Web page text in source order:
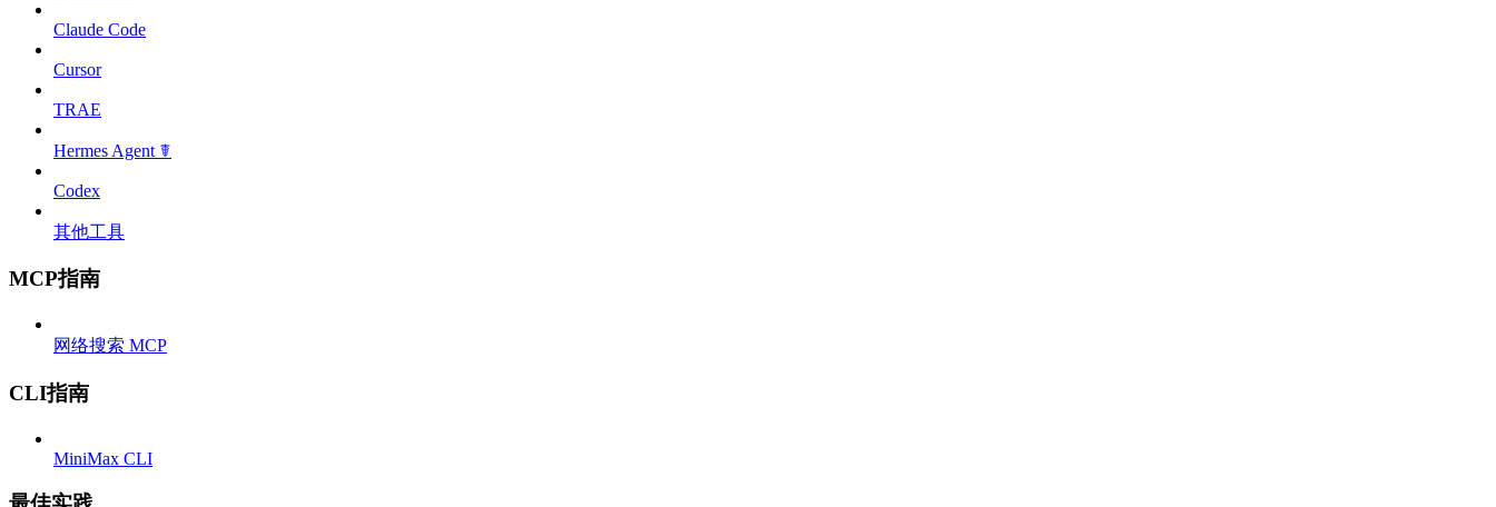
Claude Code
Cursor
TRAE
Hermes Agent ☤
Codex
其他工具
MCP指南
网络搜索 MCP
CLI指南
MiniMax CLI